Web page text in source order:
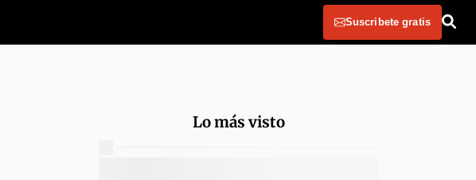
Suscribete gratis
Lo más visto